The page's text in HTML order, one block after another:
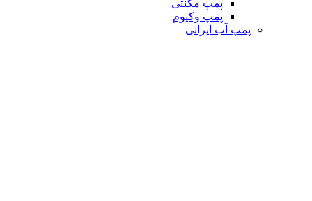
پمپ مگنتی
پمپ وکیوم
پمپ آب ایرانی